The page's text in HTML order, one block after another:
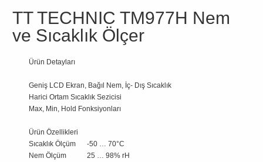
TT TECHNIC TM977H Nem
ve Sıcaklık Ölçer
Ürün Detayları
Geniş LCD Ekran, Bağıl Nem, İç- Dış Sıcaklık
Harici Ortam Sıcaklık Sezicisi
Max, Min, Hold Fonksiyonları
Ürün Özellikleri
Sıcaklık Ölçüm
-50 … 70°C
Nem Ölçüm
25 … 98% rH